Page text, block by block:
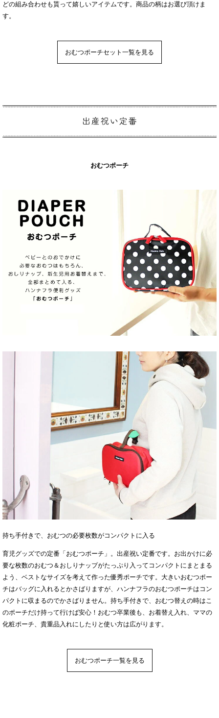
どの組み合わせも貰って嬉しいアイテムです。商品の柄はお選び頂けま
す。
おむつポーチセット一覧を見る
おむつポーチ
持ち手付きで、おむつの必要枚数がコンパクトに入る
育児グッズでの定番「おむつポーチ」。出産祝い定番です。お出かけに必
要な枚数のおむつ＆おしりナップがたっぷり入ってコンパクトにまとまる
よう、ベストなサイズを考えて作った優秀ポーチです。大きいおむつポー
チはバッグに入れるとかさばりますが、ハンナフラのおむつポーチはコン
パクトに収まるのでかさばりません。持ち手付きで、おむつ替えの時はこ
のポーチだけ持って行けば安心！おむつ卒業後も、お着替え入れ、ママの
化粧ポーチ、貴重品入れにしたりと使い方は広がります。
おむつポーチ一覧を見る